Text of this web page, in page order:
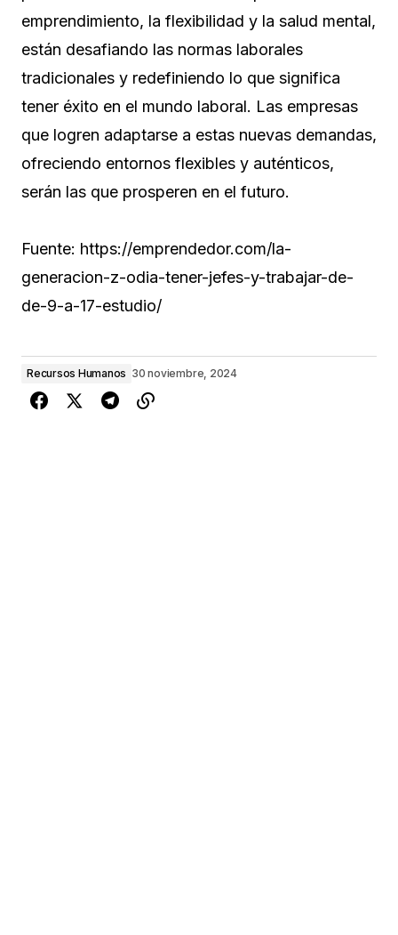
emprendimiento, la flexibilidad y la salud mental,
están desafiando las normas laborales
tradicionales y redefiniendo lo que significa
tener éxito en el mundo laboral. Las empresas
que logren adaptarse a estas nuevas demandas,
ofreciendo entornos flexibles y auténticos,
serán las que prosperen en el futuro.
Fuente: https://emprendedor.com/la-
generacion-z-odia-tener-jefes-y-trabajar-de-
de-9-a-17-estudio/
Recursos Humanos 30 noviembre, 2024